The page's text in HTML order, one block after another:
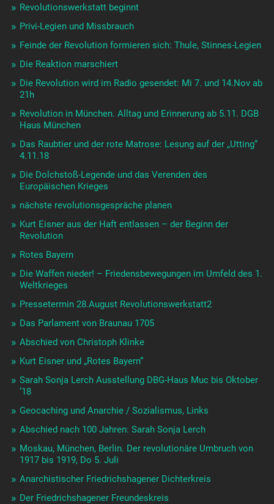
Revolutionswerkstatt beginnt
Privi-Legien und Missbrauch
Feinde der Revolution formieren sich: Thule, Stinnes-Legien
Die Reaktion marschiert
Die Revolution wird im Radio gesendet: Mi 7. und 14.Nov ab
21h
Revolution in München. Alltag und Erinnerung ab 5.11. DGB
Haus München
Das Raubtier und der rote Matrose: Lesung auf der „Utting“
4.11.18
Die Dolchstoß-Legende und das Verenden des
Europäischen Krieges
nächste revolutionsgespräche planen
Kurt Eisner aus der Haft entlassen – der Beginn der
Revolution
Rotes Bayern
Die Waffen nieder! – Friedensbewegungen im Umfeld des 1.
Weltkrieges
Pressetermin 28.August Revolutionswerkstatt2
Das Parlament von Braunau 1705
Abschied von Christoph Klinke
Kurt Eisner und „Rotes Bayern“
Sarah Sonja Lerch Ausstellung DBG-Haus Muc bis Oktober
’18
Geocaching und Anarchie / Sozialismus, Links
Abschied nach 100 Jahren: Sarah Sonja Lerch
Moskau, München, Berlin. Der revolutionäre Umbruch von
1917 bis 1919, Do 5. Juli
Anarchistischer Friedrichshagener Dichterkreis
Der Friedrichshagener Freundeskreis